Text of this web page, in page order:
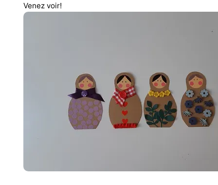
Venez voir!